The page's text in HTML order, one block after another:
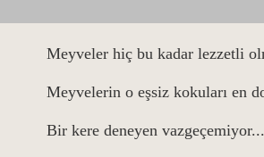
Meyveler hiç bu kadar lezzetli
Meyvelerin o eşsiz kokuları en
Bir kere deneyen vazgeçemiyor...